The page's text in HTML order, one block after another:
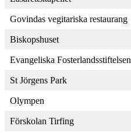
Govindas vegitariska restaurang
Biskopshuset
Evangeliska Fosterlandsstiftelsen
St Jörgens Park
Olympen
Förskolan Tirfing